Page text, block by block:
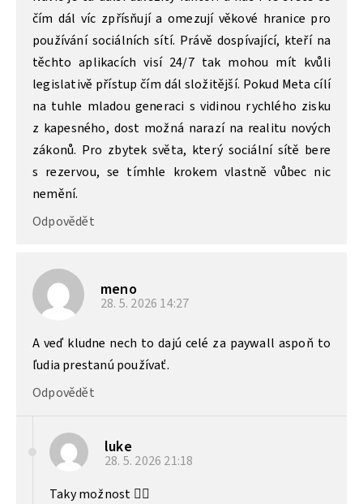
čím dál víc zpřísňují a omezují věkové hranice pro
používání sociálních sítí. Právě dospívající, kteří na
těchto aplikacích visí 24/7 tak mohou mít kvůli
legislativě přístup čím dál složitější. Pokud Meta cílí
na tuhle mladou generaci s vidinou rychlého zisku
z kapesného, dost možná narazí na realitu nových
zákonů. Pro zbytek světa, který sociální sítě bere
s rezervou, se tímhle krokem vlastně vůbec nic
nemění.
Odpovědět
meno
28. 5. 2026 14:27
A veď kludne nech to dajú celé za paywall aspoň to
ľudia prestanú používať.
Odpovědět
luke
28. 5. 2026 21:18
Taky možnost 👍🏻